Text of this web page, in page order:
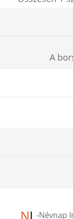
A
-Névnap